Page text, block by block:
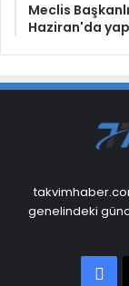
Meclis
Haziran'da
genelindeki